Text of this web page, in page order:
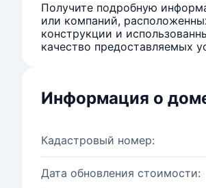
Получите подробную
или компаний,
конструкции и
качество предоставляемых
Информация о
Кадастровый номер:
Дата обновления стоимости: